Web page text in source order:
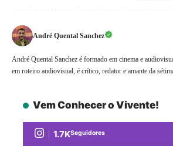
André Quental Sanchez
André Quental Sanchez é formado em cinema e
em roteiro audiovisual, é crítico, redator e amante da
Vem Conhecer o Vivente!
1.7KSeguidores